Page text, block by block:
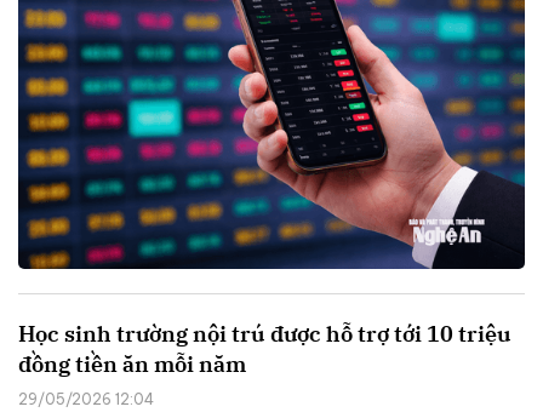
Học sinh trường nội trú được hỗ trợ tới 10 triệu
đồng tiền ăn mỗi năm
29/05/2026 12:04